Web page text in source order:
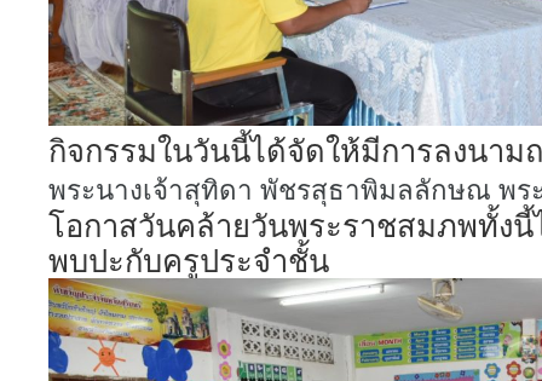
กิจกรรมในวันนี้ได้จัดให้มีการลงนาม
พระนางเจ้าสุทิดา พัชรสุธาพิมลลักษณ พร
โอกาสวันคล้ายวันพระราชสมภพทั้ง
พบปะกับครูประจำชั้น